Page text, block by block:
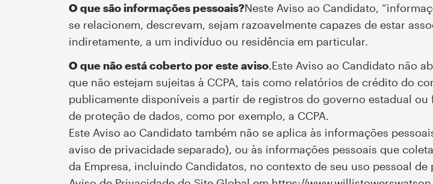
O que são informações pessoais?Neste Aviso ao Candidato,
se relacionem, descrevam, sejam razoavelmente capazes de estar
indiretamente, a um indivíduo ou residência em particular.
O que não está coberto por este aviso.Este Aviso ao Candidato não
que não estejam sujeitas à CCPA, tais como relatórios de crédito do
publicamente disponíveis a partir de registros do governo estadual
de proteção de dados, como por exemplo, a CCPA.
Este Aviso ao Candidato também não se aplica às informações
aviso de privacidade separado), ou às informações pessoais que
da Empresa, incluindo Candidatos, no contexto de seu uso pessoal